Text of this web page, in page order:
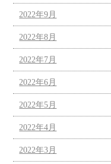
2022年9月
2022年8月
2022年7月
2022年6月
2022年5月
2022年4月
2022年3月